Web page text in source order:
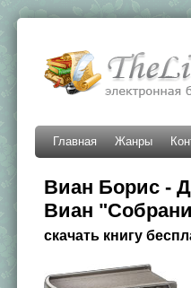
Главная Жанры
Виан Борис -
Виан
скачать книгу